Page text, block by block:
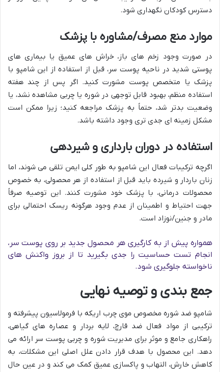
دسترس کودکان نگهداری شود.
موارد منع مصرف/مشاوره با پزشک
در صورت وجود زخم های باز، خراش های عمیق یا بیماری های
پوستی شدید در ناحیه پوست سر، قبل از استفاده از این شامپو با
پزشک یا متخصص پوست مشورت کنید. اگر پس از چند هفته
استفاده منظم، بهبود قابل توجهی در شوره یا چربی مشاهده نشد، یا
وضعیت بدتر شد، حتماً به پزشک مراجعه کنید؛ زیرا ممکن است
مشکل زمینه ای جدی تری وجود داشته باشد.
استفاده در دوران بارداری و شیردهی
اگرچه ترکیبات فعال این شامپو به طور کلی ایمن تلقی می شوند، اما
زنان باردار و شیرده باید قبل از استفاده از هر محصولی، به خصوص
محصولات درمانی، با پزشک خود مشورت کنند. این توصیه صرفاً
جهت احتیاط و اطمینان از عدم وجود هرگونه ریسک احتمالی برای
مادر و جنین/نوزاد است.
همواره پیش از به کارگیری هر محصول جدید بر روی پوست سر،
انجام تست حساسیت را جدی بگیرید تا از بروز واکنش های
ناخواسته جلوگیری شود.
جمع بندی و توصیه نهایی
شامپو ضد شوره مخصوص موی چرب اریکه با فرمولاسیون پیشرفته و
ترکیبی از مواد فعال ضد قارچ، لایه بردار و عصاره های گیاهی،
راهکاری جامع و موثر برای مدیریت شوره و چربی پوست سر ارائه می
دهد. این محصول با هدف قرار دادن علل اصلی این مشکلات، به
کاهش خارش، التهاب و پاکسازی عمیق کمک می کند و در عین حال